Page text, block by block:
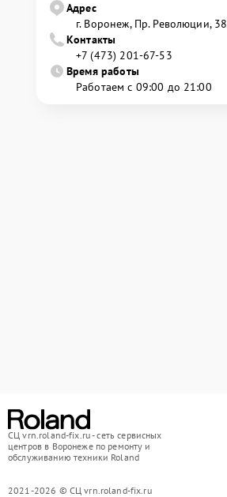
Адрес
г. Воронеж, Пр. Революции, 38
Контакты
+7 (473) 201-67-53
Время работы
Работаем с 09:00 до 21:00
СЦ vrn.roland-fix.ru - сеть сервисных
центров в Воронеже по ремонту и
обслуживанию техники Roland
2021-2026 © СЦ vrn.roland-fix.ru